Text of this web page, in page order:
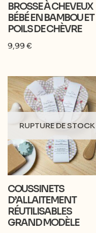
BROSSE À CHEVEUX
BÉBÉ EN BAMBOU ET
POILS DE CHÈVRE
9,99€
RUPTURE DE STOCK
COUSSINETS
D’ALLAITEMENT
RÉUTILISABLES
GRAND MODÈLE